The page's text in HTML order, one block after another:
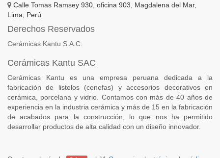
Calle Tomas Ramsey 930, oficina 903, Magdalena del Mar,
Lima, Perú
Derechos Reservados
Cerámicas Kantu S.A.C.
Cerámicas Kantu SAC
Cerámicas Kantu es una empresa peruana dedicada a la
fabricación de listelos (cenefas) y accesorios decorativos en
cerámica, porcelana y vidrio. Contamos con más de 40 años de
experiencia en la industria cerámica y más de 15 en la fabricación
de acabados para la construcción, lo que nos ha permitido
desarrollar productos de alta calidad con un diseño innovador.